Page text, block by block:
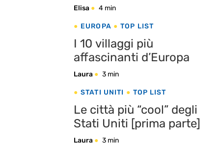
Elisa 4 min
EUROPA TOP LIST
I 10 villaggi più
affascinanti d’Europa
Laura 3 min
STATI UNITI TOP LIST
Le città più “cool” degli
Stati Uniti [prima parte]
Laura 3 min